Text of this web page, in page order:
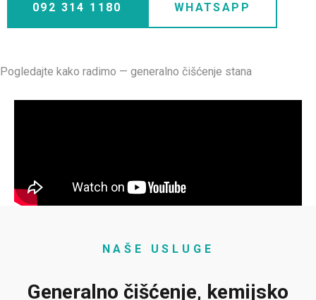
092 314 1180 WHATSAPP
Pogledajte kako radimo — generalno čišćenje stana
NAŠE USLUGE
Generalno čišćenje, kemijsko